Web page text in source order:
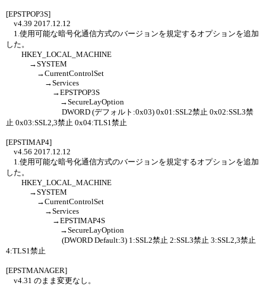
[EPSTPOP3S]
v4.39 2017.12.12
1.使用可能な暗号化通信方式のバージョンを規定するオプションを追加
した。
HKEY_LOCAL_MACHINE
→SYSTEM
→CurrentControlSet
→Services
→EPSTPOP3S
→SecureLayOption
DWORD (デフォルト:0x03) 0x01:SSL2禁止 0x02:SSL3禁
止 0x03:SSL2,3禁止 0x04:TLS1禁止
[EPSTIMAP4]
v4.56 2017.12.12
1.使用可能な暗号化通信方式のバージョンを規定するオプションを追加
した。
HKEY_LOCAL_MACHINE
→SYSTEM
→CurrentControlSet
→Services
→EPSTIMAP4S
→SecureLayOption
(DWORD Default:3) 1:SSL2禁止 2:SSL3禁止 3:SSL2,3禁止
4:TLS1禁止
[EPSTMANAGER]
v4.31 のまま変更なし。